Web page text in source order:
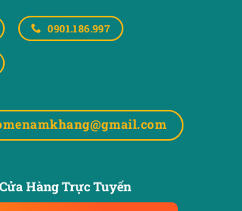
0901.186.997
Cửa Hàng Trực Tuyến